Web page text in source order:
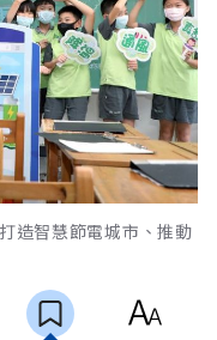
造智慧節電城市、推動